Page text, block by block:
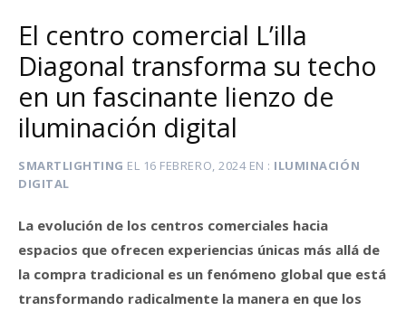
El centro comercial L’illa
Diagonal transforma su techo
en un fascinante lienzo de
iluminación digital
SMARTLIGHTING EL 16 FEBRERO, 2024EN
ILUMINACIÓN
DIGITAL
La evolución de los centros comerciales hacia
espacios que ofrecen experiencias únicas más allá de
la compra tradicional es un fenómeno global que está
transformando radicalmente la manera en que los